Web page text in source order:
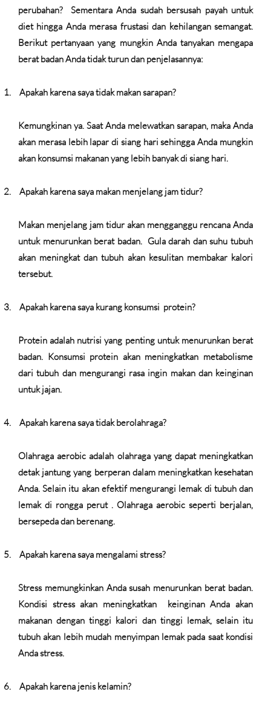
perubahan?
Sementara Anda sudah bersusah payah untuk
diet hingga Anda merasa frustasi dan kehilangan semangat.
Berikut pertanyaan yang mungkin Anda tanyakan mengapa
berat badan Anda tidak turun dan penjelasannya:
1. Apakah karena saya tidak makan sarapan?
Kemungkinan ya. Saat Anda melewatkan sarapan, maka Anda
akan merasa lebih lapar di siang hari sehingga Anda mungkin
akan konsumsi makanan yang lebih banyak di siang hari.
2. Apakah karena saya makan menjelang jam tidur?
Makan menjelang jam tidur akan mengganggu rencana Anda
untuk menurunkan berat badan. Gula darah dan suhu tubuh
akan meningkat dan tubuh akan kesulitan membakar kalori
tersebut.
3. Apakah karena saya kurang konsumsi protein?
Protein adalah nutrisi yang penting untuk menurunkan berat
badan. Konsumsi protein akan meningkatkan metabolisme
dari tubuh dan mengurangi rasa ingin makan dan keinginan
untuk jajan.
4. Apakah karena saya tidak berolahraga?
Olahraga aerobic adalah olahraga yang dapat meningkatkan
detak jantung yang berperan dalam meningkatkan kesehatan
Anda. Selain itu akan efektif mengurangi lemak di tubuh dan
lemak di rongga perut . Olahraga aerobic seperti berjalan,
bersepeda dan berenang.
5. Apakah karena saya mengalami stress?
Stress memungkinkan Anda susah menurunkan berat badan.
Kondisi stress akan meningkatkan
keinginan Anda akan
makanan dengan tinggi kalori dan tinggi lemak, selain itu
tubuh akan lebih mudah menyimpan lemak pada saat kondisi
Anda stress.
6. Apakah karena jenis kelamin?